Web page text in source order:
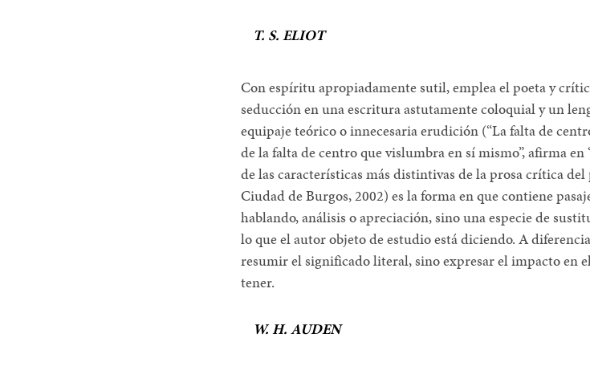
T. S. ELIOT
Con espíritu apropiadamente sutil, emplea el poeta y
seducción en una escritura astutamente coloquial y un
equipaje teórico o innecesaria erudición (“La falta de
de la falta de centro que vislumbra en sí mismo”, afirma
de las características más distintivas de la prosa crítica del
Ciudad de Burgos, 2002) es la forma en que contiene
hablando, análisis o apreciación, sino una especie de
lo que el autor objeto de estudio está diciendo. A
resumir el significado literal, sino expresar el impacto en
tener.
W. H. AUDEN